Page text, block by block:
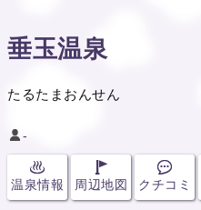
垂玉温泉
たるたまおんせん
-
温泉情報 周辺地図 クチコミ